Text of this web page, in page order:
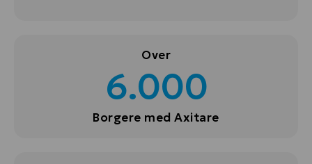
Over
6.000
Borgere med Axitare